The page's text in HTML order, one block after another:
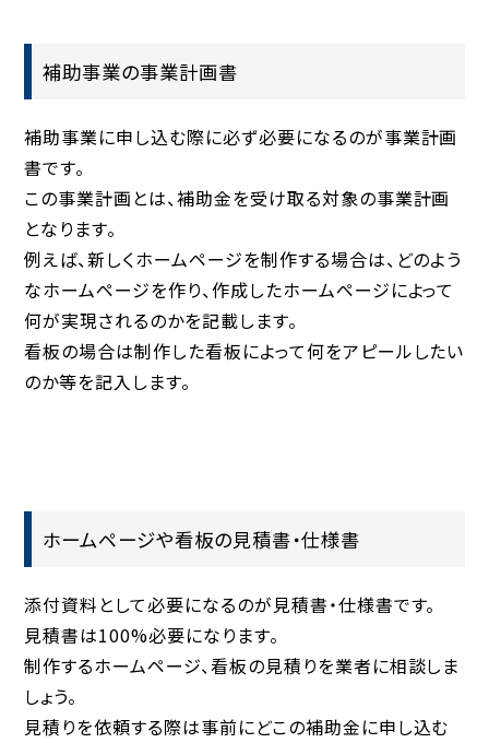
補助事業の事業計画書
補助事業に申し込む際に必ず必要になるのが事業計画
書です。
この事業計画とは、補助金を受け取る対象の事業計画
となります。
例えば、新しくホームページを制作する場合は、どのよう
なホームページを作り、作成したホームページによって
何が実現されるのかを記載します。
看板の場合は制作した看板によって何をアピールしたい
のか等を記入します。
ホームページや看板の見積書・仕様書
添付資料として必要になるのが見積書・仕様書です。
見積書は100%必要になります。
制作するホームページ、看板の見積りを業者に相談しま
しょう。
見積りを依頼する際は事前にどこの補助金に申し込む